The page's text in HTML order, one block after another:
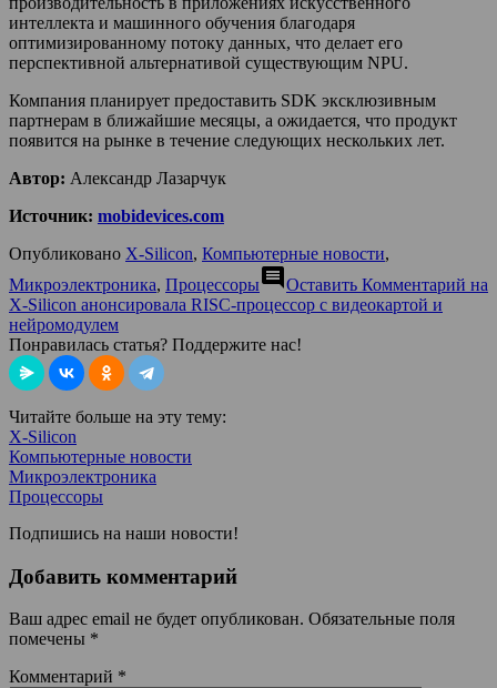
интеллекта и машинного обучения благодаря
оптимизированному потоку данных, что делает его
перспективной альтернативой существующим NPU.
Компания планирует предоставить SDK эксклюзивным
партнерам в ближайшие месяцы, а ожидается, что продукт
появится на рынке в течение следующих нескольких лет.
Автор: Александр Лазарчук
Источник: mobidevices.com
Опубликовано X-Silicon, Компьютерные новости,
Микроэлектроника, Процессорыcomment Оставить Комментарий на
X-Silicon анонсировала RISC-процессор с видеокартой и
нейромодулем
Понравилась статья? Поддержите нас!
Читайте больше на эту тему:
X-Silicon
Компьютерные новости
Микроэлектроника
Процессоры
Подпишись на наши новости!
Добавить комментарий
Ваш адрес email не будет опубликован. Обязательные поля
помечены *
Комментарий *